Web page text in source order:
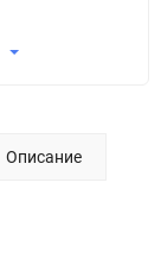
Описание